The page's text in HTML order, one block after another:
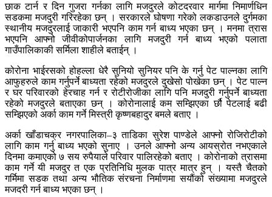
छाक टार्न र दिन गुजरा गर्नका लागि मजदुरले कोटदरवार मार्गमा निमार्णधिन
सडकमा मजदुरी गरिरहेका छन् । सरकारले घोषणा गरेको लकडाउनले दुर्गमका
स्थानीय मजदुरलाई जाकारी भएपनि काम गर्न बाध्य भएका छन् । मनमा त्रास
भएपनि आफ्नो जीवीकोपार्जनका लागि मजदुरी गर्न बाध्य भएको पलाता
गाउँपालिकाकी सर्मिला शाहीले बताईन् ।
कोरोना भाईरसको होहल्ला धेरै सुनियो सुनियर पनि के गर्नु पेट पाल्नका लागि
आफुहरुले काम गर्नुपर्ने बाध्यता रहेको मजदुरले दुखेसो पोखेका छन् । पेट पाल्न
र घर परिवारको हेरचाह गर्न र रोटीरोजीका लागि पनि मजदुरी गर्नुपर्ने बाध्यता
रहेको मजदुरले बताएका छन् । कोरोनालाई कम सम्झिएका र्छौ पेटलाई बढी
सम्झिएको अर्का काम गर्ने मिस्त्री कृष्णबहादुर बमले बताए ।
अर्का खाँडाचक्र नगरपालिका–३ ताडिका सुरेश पाण्डेले आफ्नो रोजिरोटीको
लागि काम गर्नु बाध्य भएको सुनाए । उनले आफ्नो अन्य आयस्रोत नभएकाले
दिनमा कमाएको ७ सय रुपैयाले परिवार पालिरहेको बताए । कोरोनाको त्रासमा
काम गर्ने यी मजदुर त एक प्रतिनिधि मुलक पात्र मात्र हुन् । यस्तै चैतको
गर्मिमा सडक तथा अन्य भौतिक संरचना निर्माणमा सयौंको संख्यामा मजदुरले
मजदरी गर्न बाध्य भएका छन् ।